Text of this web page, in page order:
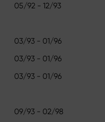
05/92 - 12/93
03/93 - 01/96
03/93 - 01/96
03/93 - 01/96
09/93 - 02/98